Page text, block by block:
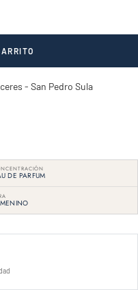
- San Pedro Sula
DE PARFUM